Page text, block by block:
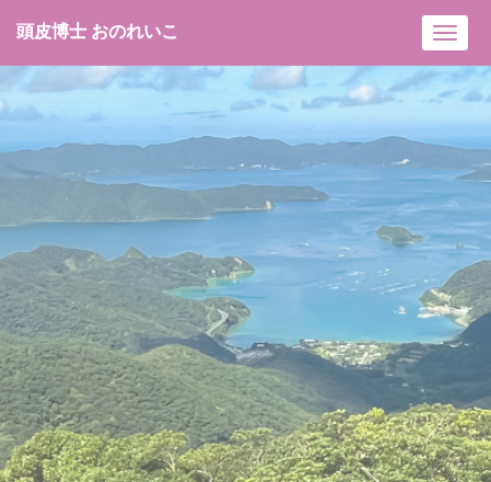
頭皮博士 おのれいこ